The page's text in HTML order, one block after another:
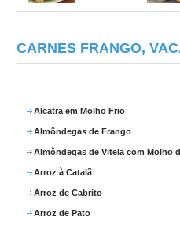
CARNES FRANGO,
Alcatra em Molho Frio
Almôndegas de Frango
Almôndegas de Vitela com Molho
Arroz à Catalã
Arroz de Cabrito
Arroz de Pato